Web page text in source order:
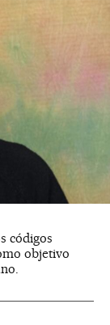
códigos
objetivo